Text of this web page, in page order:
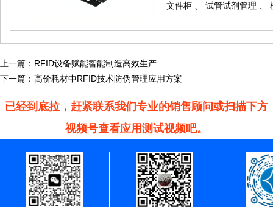
文件柜 、 试管试剂管理 、
上一篇： RFID设备赋能智能制造高效生产
下一篇： 高价耗材中RFID技术防伪管理应用方案
已经到底拉，赶紧联系我们专业的销售顾问或扫描下方
视频号查看应用测试视频吧。